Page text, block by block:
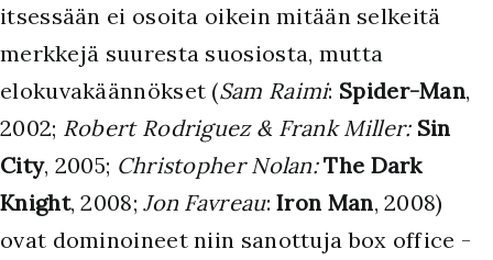
itsessään ei osoita oikein mitään selkeitä
merkkejä suuresta suosiosta, mutta
elokuvakäännökset (Sam Raimi: Spider-Man,
2002; Robert Rodriguez & Frank Miller: Sin
City, 2005; Christopher Nolan:The Dark
Knight, 2008;Jon Favreau:Iron Man, 2008)
ovat dominoineet niin sanottuja box office -